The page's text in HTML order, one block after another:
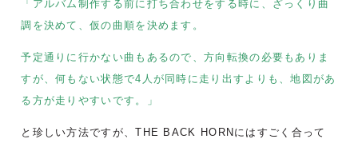
「アルバム制作する前に打ち合わせをする時に、ざっくり曲
調を決めて、仮の曲順を決めます。
予定通りに行かない曲もあるので、方向転換の必要もありま
すが、何もない状態で4人が同時に走り出すよりも、地図があ
る方が走りやすいです。」
と珍しい方法ですが、THE BACK HORNにはすごく合って